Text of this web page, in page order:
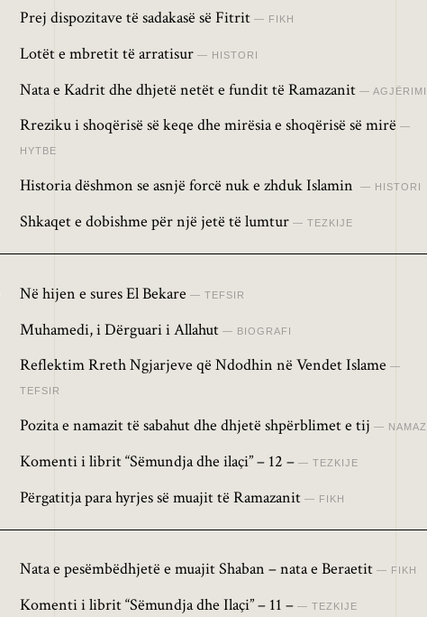
Prej dispozitave të sadakasë së Fitrit FIKH
Lotët e mbretit të arratisur HISTORI
Nata e Kadrit dhe dhjetë netët e fundit të Ramazanit AGJËRIMI
Rreziku i shoqërisë së keqe dhe mirësia e shoqërisë së mirë
HYTBE
Historia dëshmon se asnjë forcë nuk e zhduk Islamin HISTORI
Shkaqet e dobishme për një jetë të lumtur TEZKIJE
Në hijen e sures El Bekare TEFSIR
Muhamedi, i Dërguari i Allahut BIOGRAFI
Reflektim Rreth Ngjarjeve që Ndodhin në Vendet Islame
TEFSIR
Pozita e namazit të sabahut dhe dhjetë shpërblimet e tij
Komenti i librit “Sëmundja dhe ilaçi” – 12 – TEZKIJE
Përgatitja para hyrjes së muajit të Ramazanit FIKH
Nata e pesëmbëdhjetë e muajit Shaban – nata e Beraetit FIKH
Komenti i librit “Sëmundja dhe Ilaçi” – 11 – TEZKIJE